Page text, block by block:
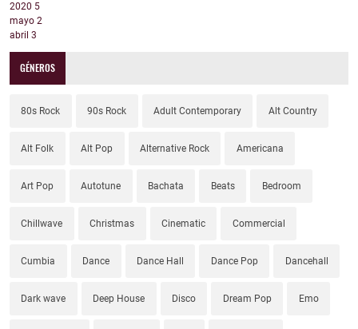
2020 5
mayo 2
abril 3
GÉNEROS
80s Rock 90s Rock Adult Contemporary Alt Country
Alt Folk Alt Pop Alternative Rock Americana
Art Pop Autotune Bachata Beats Bedroom
Chillwave Christmas Cinematic Commercial
Cumbia Dance Dance Hall Dance Pop Dancehall
Dark wave Deep House Disco Dream Pop Emo